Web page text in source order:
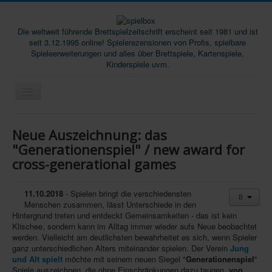
Die weltweit führende Brettspielzeitschrift erscheint seit 1981 und ist
seit 3.12.1995 online! Spielerezensionen von Profis, spielbare
Spieleerweiterungen und alles über Brettspiele, Kartenspiele,
Kinderspiele uvm.
Magazine
Abos/Subscriptions
SpieleMag
Infos
Shop
Download spielbox Special 2025
Neue Auszeichnung: das
"Generationenspiel" / new award for
cross-generational games
11.10.2018 - Spielen bringt die verschiedensten
Menschen zusammen, lässt Unterschiede in den
Hintergrund treten und entdeckt Gemeinsamkeiten - das ist kein
Klischee, sondern kann im Alltag immer wieder aufs Neue beobachtet
werden. Vielleicht am deutlichsten bewahrheitet es sich, wenn Spieler
ganz unterschiedlichen Alters miteinander spielen. Der Verein Jung
und Alt spielt möchte mit seinem neuen Siegel "Generationenspiel"
Spiele auszeichnen, die ohne Einschränkungen dazu taugen, von